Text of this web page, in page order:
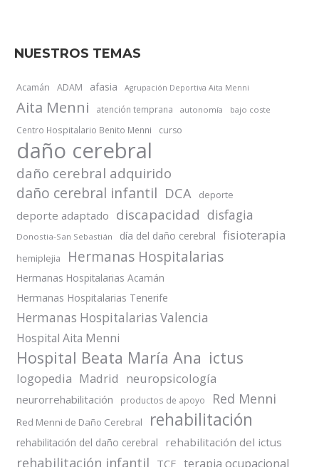
NUESTROS TEMAS
Acamán ADAM afasia Agrupación Deportiva Aita Menni
Aita Menni atención temprana autonomía bajo coste
Centro Hospitalario Benito Menni curso
daño cerebral
daño cerebral adquirido
daño cerebral infantil DCA deporte
deporte adaptado discapacidad disfagia
Donostia-San Sebastián día del daño cerebral fisioterapia
hemiplejia Hermanas Hospitalarias
Hermanas Hospitalarias Acamán
Hermanas Hospitalarias Tenerife
Hermanas Hospitalarias Valencia
Hospital Aita Menni
Hospital Beata María Ana ictus
logopedia Madrid neuropsicología
neurorrehabilitación productos de apoyo Red Menni
Red Menni de Daño Cerebral rehabilitación
rehabilitación del daño cerebral rehabilitación del ictus
rehabilitación infantil TCE terapia ocupacional